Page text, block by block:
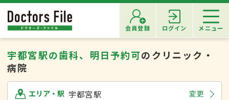
会員登録 ログイン メニュー
宇都宮駅の歯科、明日予約可のクリニック・
病院
エリア・駅 宇都宮駅 変更